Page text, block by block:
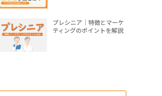
プレシニア｜特徴とマーケ
ティングのポイントを解説